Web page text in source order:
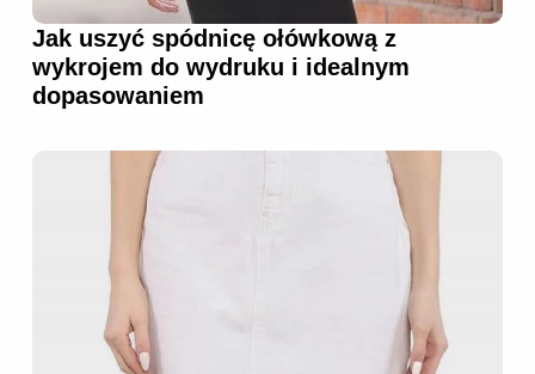
Jak uszyć spódnicę ołówkową z
wykrojem do wydruku i idealnym
dopasowaniem